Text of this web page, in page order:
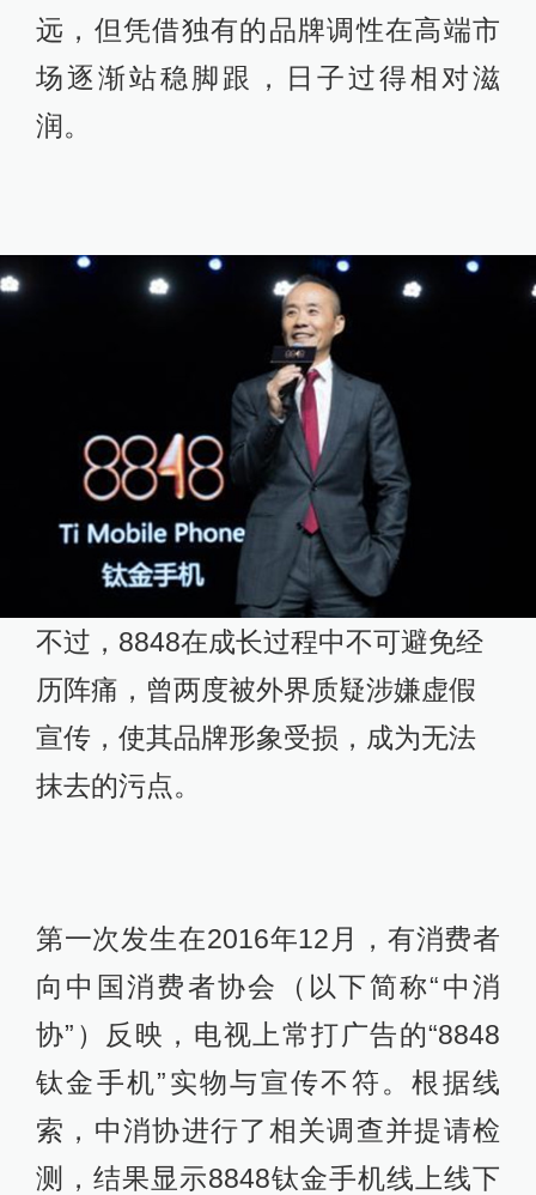
远，但凭借独有的品牌调性在高端市
场逐渐站稳脚跟，日子过得相对滋
润。
不过，8848在成长过程中不可避免经
历阵痛，曾两度被外界质疑涉嫌虚假
宣传，使其品牌形象受损，成为无法
抹去的污点。
第一次发生在2016年12月，有消费者
向中国消费者协会（以下简称“中消
协”）反映，电视上常打广告的“8848
钛金手机”实物与宣传不符。根据线
索，中消协进行了相关调查并提请检
测，结果显示8848钛金手机线上线下